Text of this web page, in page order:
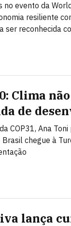
no evento da
resiliente
ser reconhecida
Clima
de
COP31, Ana
chegue à
lança